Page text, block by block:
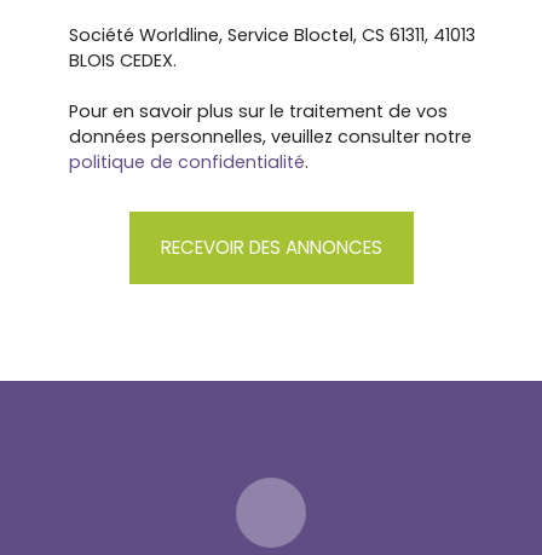
Société Worldline, Service Bloctel, CS 61311, 41013
BLOIS CEDEX.
Pour en savoir plus sur le traitement de vos
données personnelles, veuillez consulter notre
politique de confidentialité.
RECEVOIR DES ANNONCES